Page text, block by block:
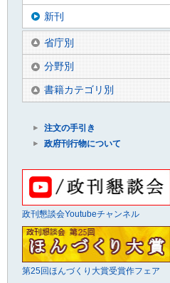
新刊
省庁別
分野別
書籍カテゴリ別
注文の手引き
政府刊行物について
政刊懇談会Youtubeチャンネル
第25回ほんづくり大賞受賞作フェア